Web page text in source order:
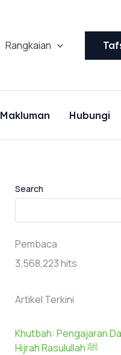
Rangkaian
Makluman Hubungi
Search
Pembaca
3,568,223 hits
Artikel Terkini
Khutbah: Pengajaran
Hijrah Rasulullah ﷺ